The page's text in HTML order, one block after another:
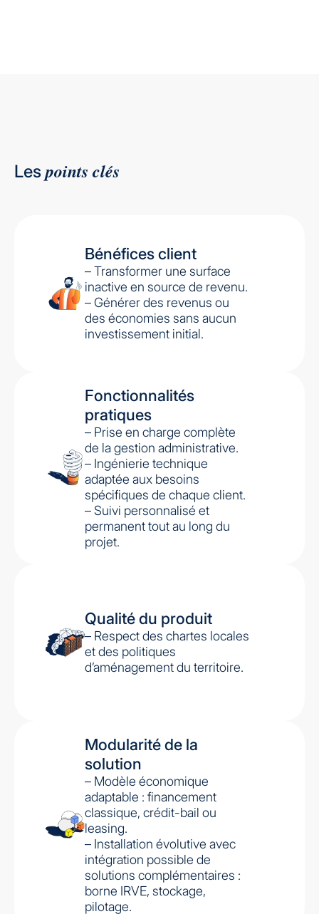
Lespoints clés
Bénéfices client
– Transformer une surface
inactive en source de revenu.
– Générer des revenus ou
des économies sans aucun
investissement initial.
Fonctionnalités
pratiques
– Prise en charge complète
de la gestion administrative.
– Ingénierie technique
adaptée aux besoins
spécifiques de chaque client.
– Suivi personnalisé et
permanent tout au long du
projet.
Qualité du produit
– Respect des chartes locales
et des politiques
d’aménagement du territoire.
Modularité de la
solution
– Modèle économique
adaptable : financement
classique, crédit-bail ou
leasing.
– Installation évolutive avec
intégration possible de
solutions complémentaires :
borne IRVE, stockage,
pilotage.